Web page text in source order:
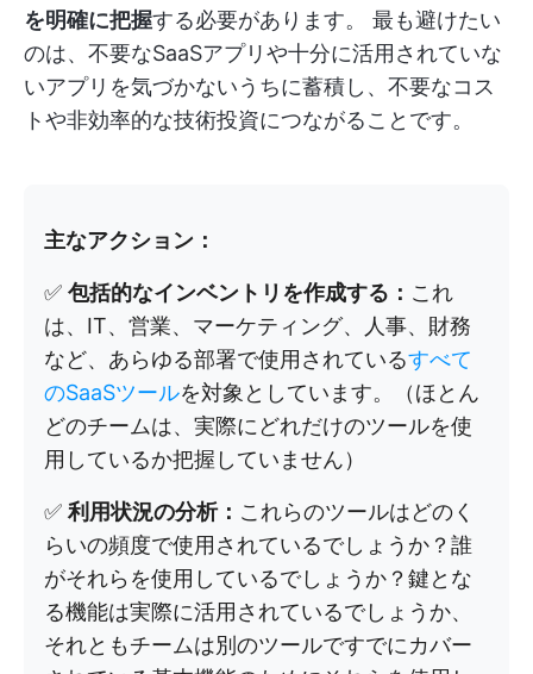
を明確に把握する必要があります。 最も避けたい
のは、不要なSaaSアプリや十分に活用されていな
いアプリを気づかないうちに蓄積し、不要なコス
トや非効率的な技術投資につながることです。
主なアクション：
✅ 包括的なインベントリを作成する： これ
は、IT、営業、マーケティング、人事、財務
など、あらゆる部署で使用されているすべて
のSaaSツールを対象としています。（ほとん
どのチームは、実際にどれだけのツールを使
用しているか把握していません）
✅ 利用状況の分析： これらのツールはどのく
らいの頻度で使用されているでしょうか？誰
がそれらを使用しているでしょうか？鍵とな
る機能は実際に活用されているでしょうか、
それともチームは別のツールですでにカバー